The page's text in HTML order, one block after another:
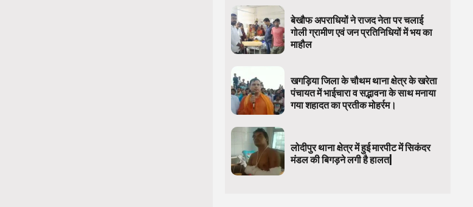
बेखौफ अपराधियों ने राजद नेता पर चलाई
गोली ग्रामीण एवं जन प्रतिनिधियों में भय का
माहौल
खगड़िया जिला के चौथम थाना क्षेत्र के खरेता
पंचायत में भाईचारा व सद्भावना के साथ मनाया
गया शहादत का प्रतीक मोहर्रम।
लोदीपुर थाना क्षेत्र में हुई मारपीट में सिकंदर
मंडल की बिगड़ने लगी है हालत|